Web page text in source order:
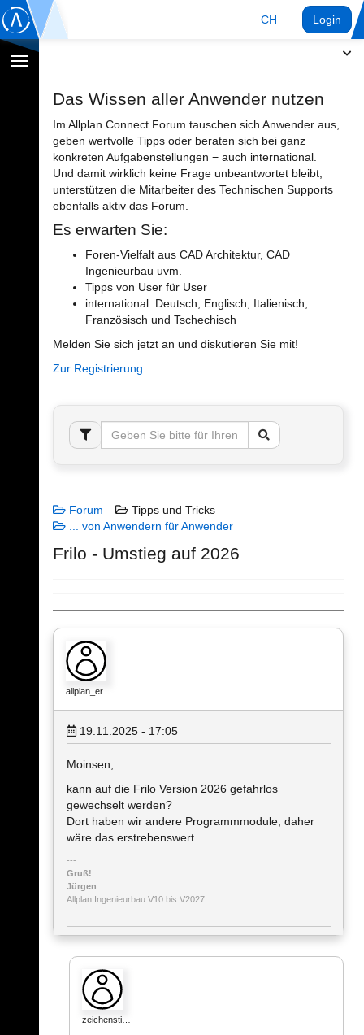
CH Login
Navigation
Das Wissen aller Anwender nutzen
Im Allplan Connect Forum tauschen sich Anwender aus,
geben wertvolle Tipps oder beraten sich bei ganz
konkreten Aufgabenstellungen − auch international.
Und damit wirklich keine Frage unbeantwortet bleibt,
unterstützen die Mitarbeiter des Technischen Supports
ebenfalls aktiv das Forum.
Es erwarten Sie:
Foren-Vielfalt aus CAD Architektur, CAD
Ingenieurbau uvm.
Tipps von User für User
international: Deutsch, Englisch, Italienisch,
Französisch und Tschechisch
Melden Sie sich jetzt an und diskutieren Sie mit!
Zur Registrierung
Forum
Tipps und Tricks
... von Anwendern für Anwender
Frilo - Umstieg auf 2026
allplan_er
19.11.2025 - 17:05
Moinsen,
kann auf die Frilo Version 2026 gefahrlos
gewechselt werden?
Dort haben wir andere Programmmodule, daher
wäre das erstrebenswert...
Gruß!
Jürgen
Allplan Ingenieurbau V10 bis V2027
zeichensti…